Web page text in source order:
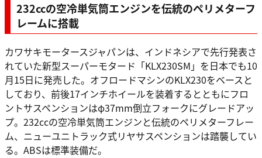
232ccの空冷単気筒エンジンを伝統のペリメターフ
レームに搭載
カワサキモータースジャパンは、インドネシアで先行発表さ
れていた新型スーパーモタード「KLX230SM」を日本でも10
月15日に発売した。オフロードマシンのKLX230をベースと
しており、前後17インチホイールを装着するとともにフロ
ントサスペンションはφ37mm倒立フォークにグレードアッ
プ。232ccの空冷単気筒エンジンと伝統のペリメターフレー
ム、ニューユニトラック式リヤサスペンションは踏襲してい
る。ABSは標準装備だ。